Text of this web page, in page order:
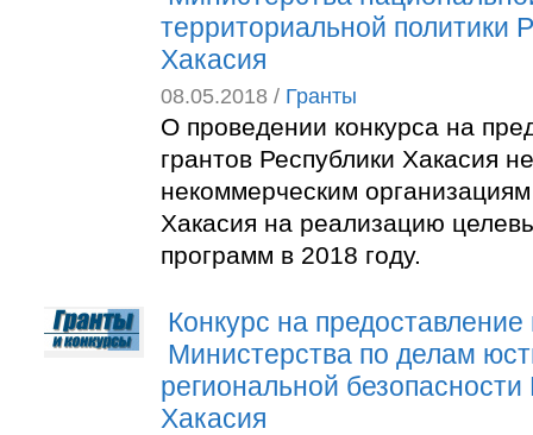
территориальной политики
Хакасия
08.05.2018 / Гранты
О проведении конкурса на
грантов Республики Хакасия
некоммерческим
Хакасия на реализацию
программ в 2018 году.
Конкурс на предоставление
Министерства по делам
региональной безопасности
Хакасия